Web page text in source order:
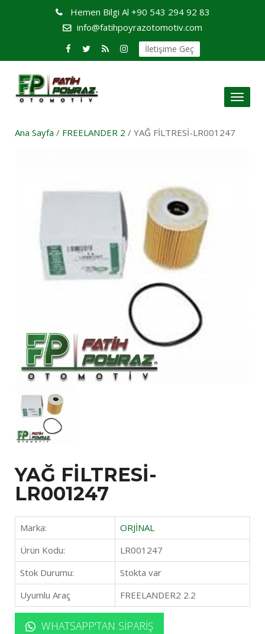
Hemen Bilgi Al +90 543 294 92 83
info@fatihpoyrazotomotiv.com
İletişime Geç
Toggle
Ana Sayfa / FREELANDER 2 / YAĞ FİLTRESİ-LR001247
YAĞ FİLTRESİ-
LR001247
Marka:
ORJİNAL
Ürün Kodu:
LR001247
Stok Durumu:
Stokta var
Uyumlu Araç
FREELANDER2 2.2
WHATSAPP'TAN SIPARIŞ